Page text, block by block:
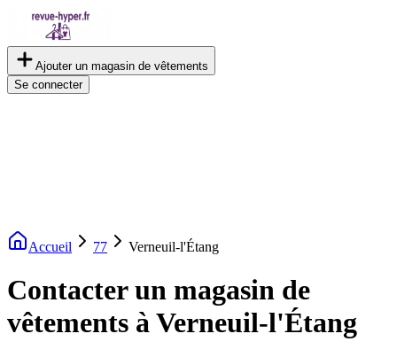
Ajouter un magasin de vêtements
Se connecter
Accueil 77 Verneuil-l'Étang
Contacter un magasin de
vêtements à Verneuil-l'Étang